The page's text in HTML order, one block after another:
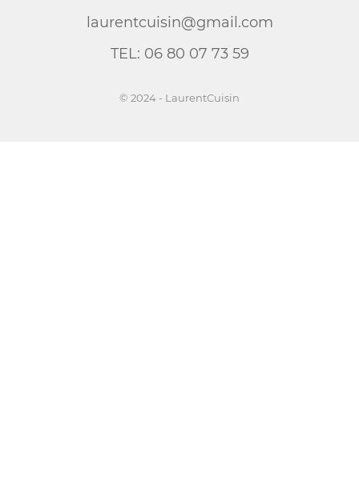
laurentcuisin@gmail.com
TEL: 06 80 07 73 59
© 2024 - LaurentCuisin